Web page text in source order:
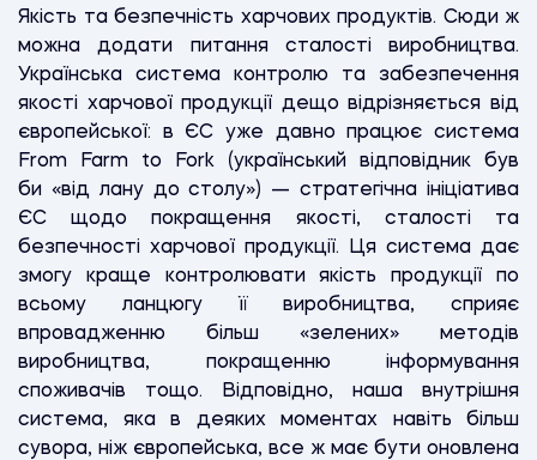
Якість та безпечність харчових продуктів. Сюди ж
можна додати питання сталості виробництва.
Українська система контролю та забезпечення
якості харчової продукції дещо відрізняється від
європейської: в ЄС уже давно працює система
From Farm to Fork (український відповідник був
би «від лану до столу») — стратегічна ініціатива
ЄС щодо покращення якості, сталості та
безпечності харчової продукції. Ця система дає
змогу краще контролювати якість продукції по
всьому ланцюгу її виробництва, сприяє
впровадженню більш «зелених» методів
виробництва, покращенню інформування
споживачів тощо. Відповідно, наша внутрішня
система, яка в деяких моментах навіть більш
сувора, ніж європейська, все ж має бути оновлена